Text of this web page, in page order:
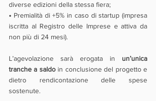
diverse edizioni della stessa fiera;
• Premialità di +5% in caso di startup (impresa
iscritta al Registro delle Imprese e attiva da
non più di 24 mesi).
L’agevolazione sarà erogata in un’unica
tranche a saldo in conclusione del progetto e
dietro rendicontazione delle spese
sostenute.